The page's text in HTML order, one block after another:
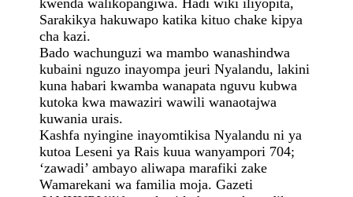
kwenda walikopangiwa. Hadi wiki iliyopita,
Sarakikya hakuwapo katika kituo chake kipya
cha kazi.
Bado wachunguzi wa mambo wanashindwa
kubaini nguzo inayompa jeuri Nyalandu, lakini
kuna habari kwamba wanapata nguvu kubwa
kutoka kwa mawaziri wawili wanaotajwa
kuwania urais.
Kashfa nyingine inayomtikisa Nyalandu ni ya
kutoa Leseni ya Rais kuua wanyampori 704;
‘zawadi’ ambayo aliwapa marafiki zake
Wamarekani wa familia moja. Gazeti